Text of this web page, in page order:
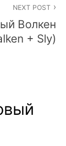
NEXT POST
Волкен
+ Sly)